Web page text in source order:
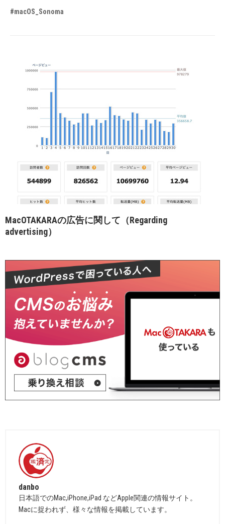
#macOS_Sonoma
MacOTAKARAの広告に関して（Regarding
advertising）
danbo
日本語でのMac,iPhone,iPad などApple関連の情報サイト。
Macに捉われず、様々な情報を掲載しています。